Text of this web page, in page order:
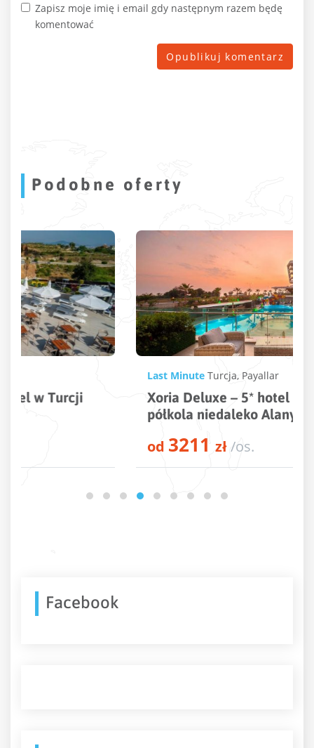
Zapisz moje imię i email gdy następnym razem będę
komentować
Podobne oferty
Payallar
Xoria Deluxe – 5* hotel w kształcie
półkola niedaleko Alanyi
Facebook